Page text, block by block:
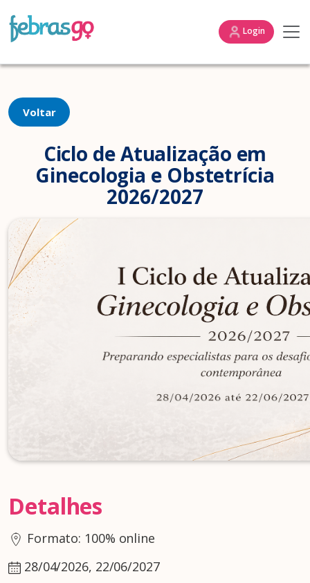
Login
Voltar
Ciclo de Atualização em
Ginecologia e Obstetrícia
2026/2027
Detalhes
Formato: 100% online
28/04/2026, 22/06/2027